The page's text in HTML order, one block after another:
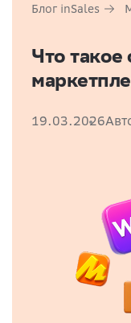
Блог inSales
Что
19.03.2026